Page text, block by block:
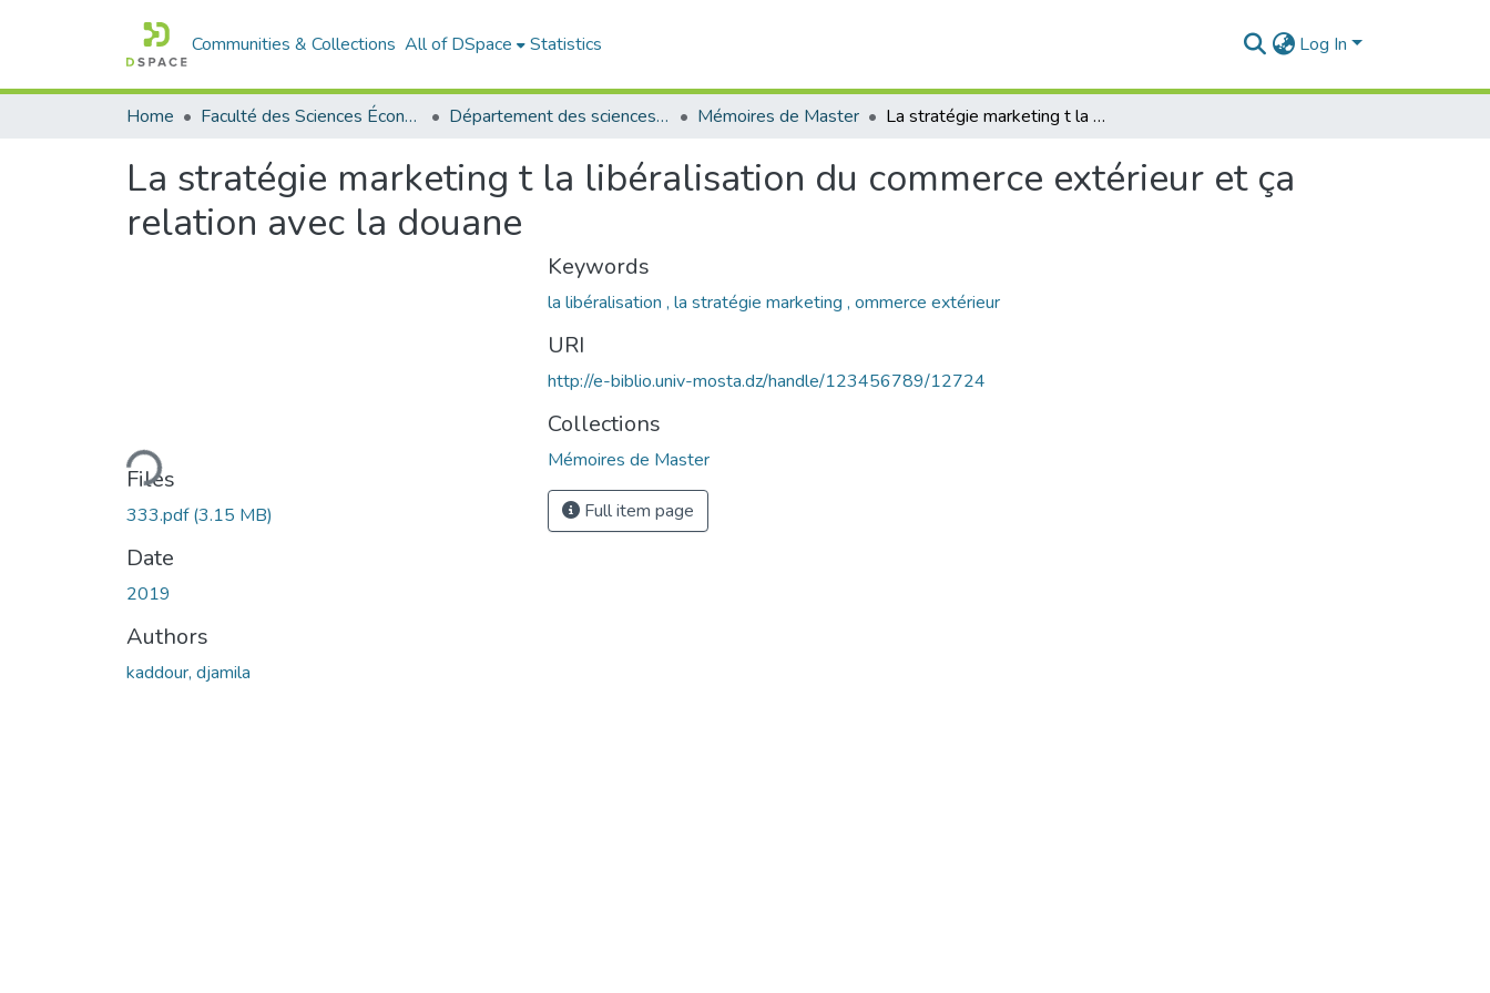
Communities & Collections All of DSpace Statistics Log In
Home Faculté des Sciences Économiques Commerciales et des Sciences de Gestion Département des sciences commerciales Mémoires de Master La stratégie marketing t la libéralisation du commerce extérieur et ça relation avec la douane
La stratégie marketing t la libéralisation du commerce extérieur et ça
relation avec la douane
Loading...
Files
333.pdf(3.15 MB)
Date
2019
Authors
kaddour, djamila
Keywords
la libéralisation , la stratégie marketing , ommerce extérieur
URI
http://e-biblio.univ-mosta.dz/handle/123456789/12724
Collections
Mémoires de Master
Full item page